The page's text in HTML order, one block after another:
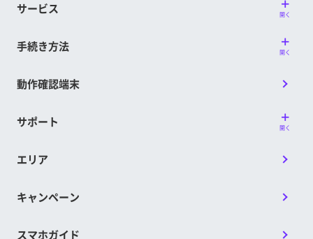
サービス 開く
手続き方法 開く
動作確認端末
サポート 開く
エリア
キャンペーン
スマホガイド